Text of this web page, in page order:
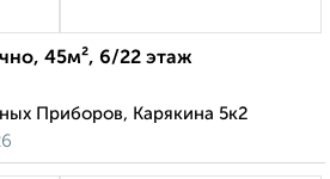
45м², 6/22 этаж
Приборов, Карякина 5к2